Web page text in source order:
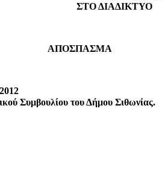
ΣΤΟ ΔΙΑΔΙΚΤΥΟ
ΑΠΟΣΠΑΣΜΑ
Συμβουλίου του Δήμου Σιθωνίας.